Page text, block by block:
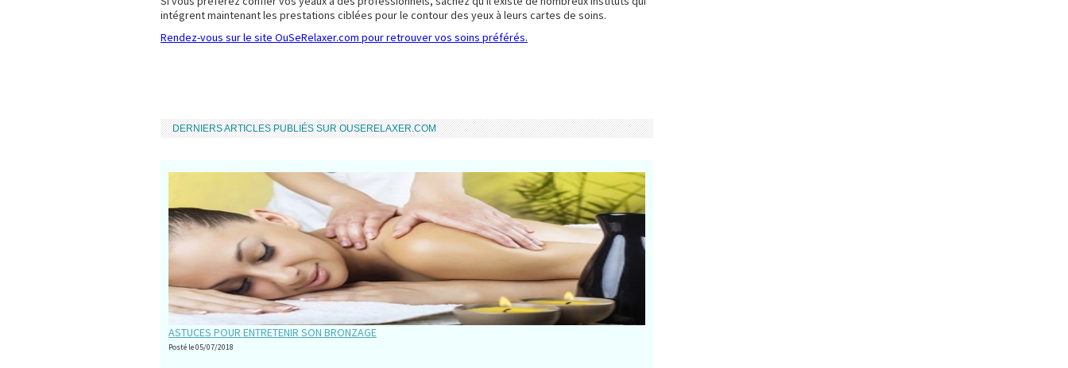
intégrent maintenant les prestations ciblées pour le contour des yeux à leurs cartes de soins.
Rendez-vous sur le site OuSeRelaxer.com pour retrouver vos soins préférés.
DERNIERS ARTICLES PUBLIÉS SUR OUSERELAXER.COM
ASTUCES POUR ENTRETENIR SON BRONZAGE
Posté le 05/07/2018